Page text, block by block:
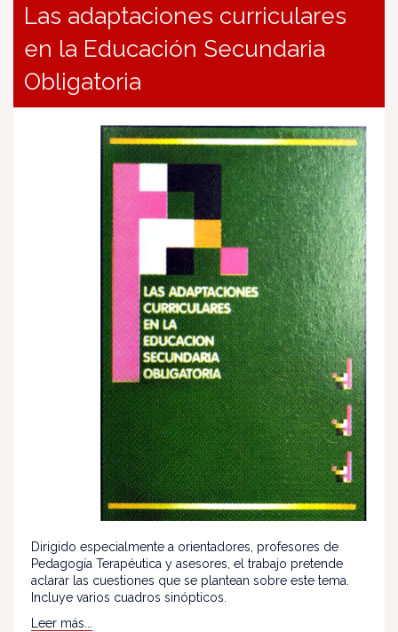
Las adaptaciones curriculares
en la Educación Secundaria
Obligatoria
Dirigido especialmente a orientadores, profesores de
Pedagogía Terapéutica y asesores, el trabajo pretende
aclarar las cuestiones que se plantean sobre este tema.
Incluye varios cuadros sinópticos.
Leer más...